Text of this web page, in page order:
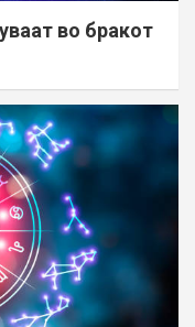
во бракот